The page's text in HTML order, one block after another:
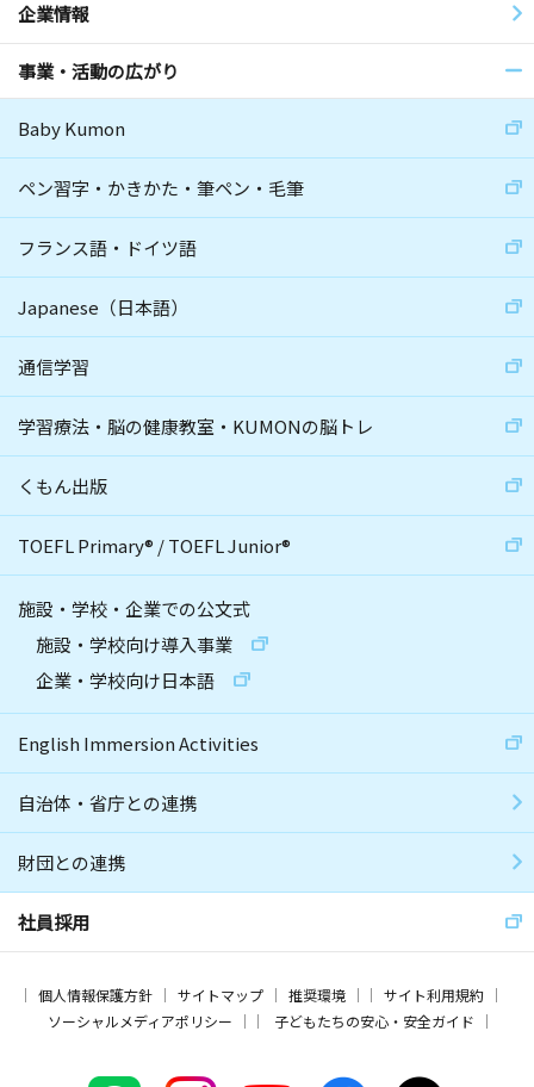
企業情報
事業・活動の広がり
Baby Kumon
ペン習字・かきかた・筆ペン・毛筆
フランス語・ドイツ語
Japanese（日本語）
通信学習
学習療法・脳の健康教室・KUMONの脳トレ
くもん出版
TOEFL Primary® /TOEFL Junior®
施設・学校・企業での公文式
施設・学校向け導入事業
企業・学校向け日本語
English Immersion Activities
自治体・省庁との連携
財団との連携
社員採用
個人情報保護方針 サイトマップ 推奨環境
サイト利用規約
ソーシャルメディアポリシー
子どもたちの安心・安全ガイド